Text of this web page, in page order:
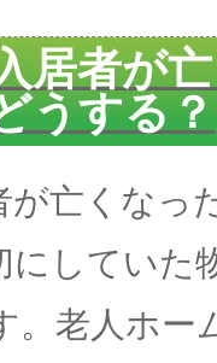
居者が
うする？
亡くなっ
にしていた
。老人ホー